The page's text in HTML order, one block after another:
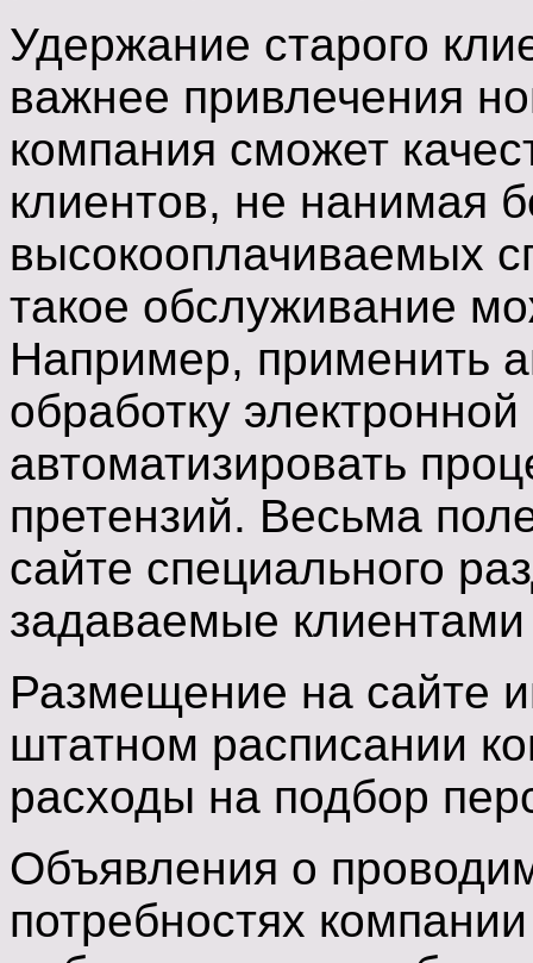
Удержание старого
важнее привлечения
компания сможет
клиентов, не нанимая
высокооплачиваемых
такое обслуживание
Например, применить
обработку
автоматизировать
претензий. Весьма
сайте специального
задаваемые
Размещение на сайте
штатном расписании
расходы на подбор
Объявления о
потребностях